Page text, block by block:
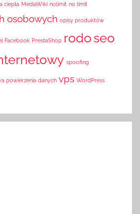
ciepła MediaWiki nolimit no limit
osobowych opisy produktów
Facebook PrestaShop rodo seo
spoofing
powierzenia danych vps WordPress